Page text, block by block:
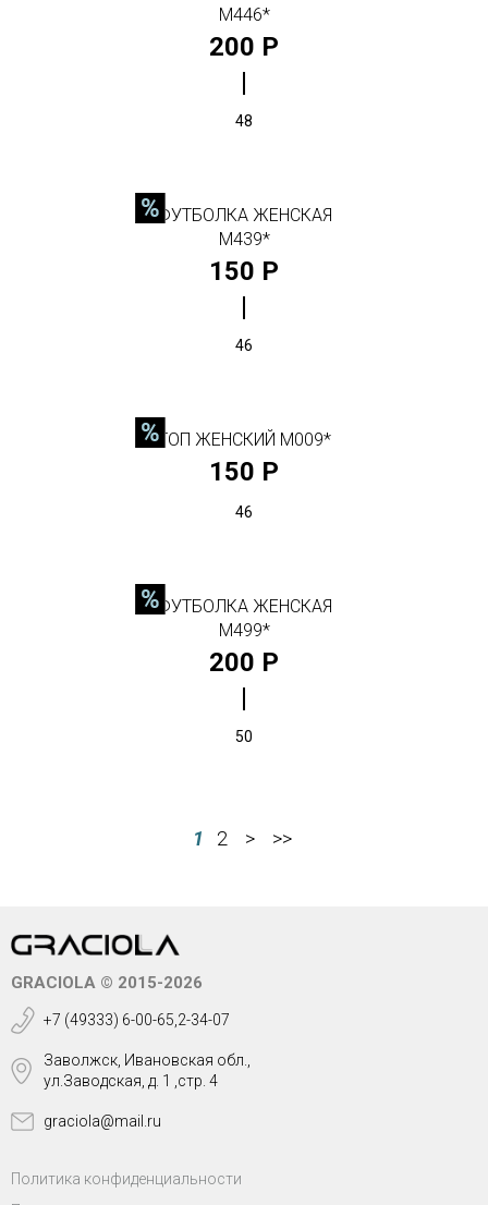
М446*
200 Р
48
ФУТБОЛКА ЖЕНСКАЯ
М439*
150 Р
46
ТОП ЖЕНСКИЙ М009*
150 Р
46
ФУТБОЛКА ЖЕНСКАЯ
М499*
200 Р
50
1 2 > >>
GRACIOLA © 2015-2026
+7 (49333) 6-00-65,2-34-07
Заволжск, Ивановская обл.,
ул.Заводская, д. 1 ,стр. 4
graciola@mail.ru
Политика конфиденциальности